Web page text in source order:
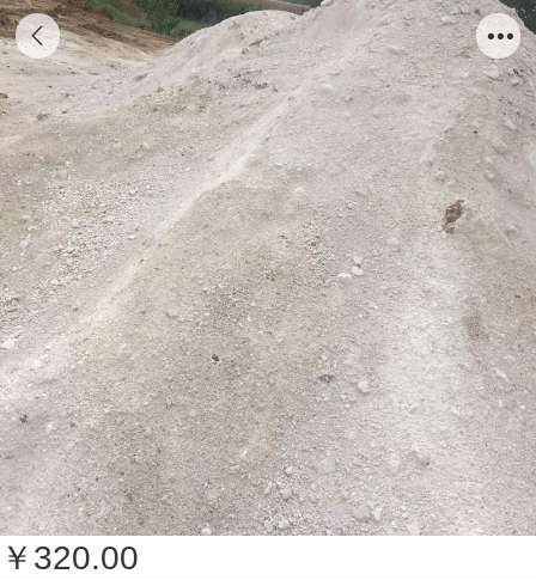
钻井泥浆膨润土
￥320.00